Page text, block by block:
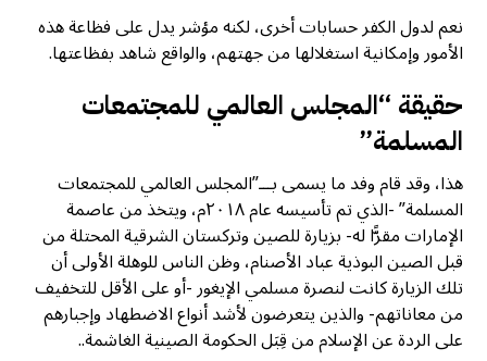
نعم لدول الكفر حسابات أخرى، لكنه مؤشر يدل على فظاعة هذه
الأمور وإمكانية استغلالها من جهتهم، والواقع شاهد بفظاعتها.
حقيقة “المجلس العالمي للمجتمعات
المسلمة”
هذا، وقد قام وفد ما يسمى بـــ”المجلس العالمي للمجتمعات
المسلمة” -الذي تم تأسيسه عام ٢٠١٨م، ويتخذ من عاصمة
الإمارات مقرًّا له- بزيارة للصين وتركستان الشرقية المحتلة من
قبل الصين البوذية عباد الأصنام، وظن الناس للوهلة الأولى أن
تلك الزيارة كانت لنصرة مسلمي الإيغور -أو على الأقل للتخفيف
من معاناتهم- والذين يتعرضون لأشد أنواع الاضطهاد وإجبارهم
على الردة عن الإسلام من قِبَل الحكومة الصينية الغاشمة..